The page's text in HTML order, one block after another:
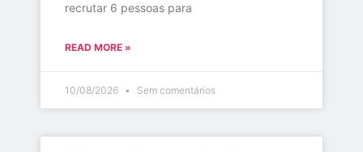
recrutar 6 pessoas para
READ MORE »
10/08/2026 Sem comentários